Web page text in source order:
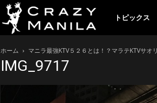
レ
イ
トピックス
ホーム マニラ最強KTV５２６とは！？マラテKTVサ
IMG_9717